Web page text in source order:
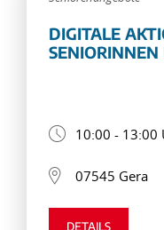
DIGITALE
10:00 - 13:00
07545 Gera
DETAILS